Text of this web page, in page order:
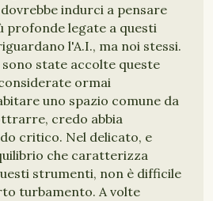
indurci a pensare
profonde legate a questi
l'A.I., ma noi stessi.
state accolte queste
ormai
uno spazio comune da
credo abbia
critico. Nel delicato, e
che caratterizza
strumenti, non è difficile
turbamento. A volte